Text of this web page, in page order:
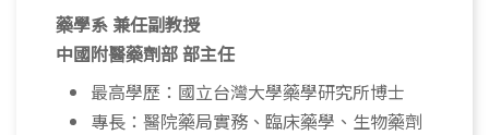
藥學系 兼任副教授
中國附醫藥劑部 部主任
最高學歷：國立台灣大學藥學研究所博士
專長：醫院藥局實務、臨床藥學、生物藥劑